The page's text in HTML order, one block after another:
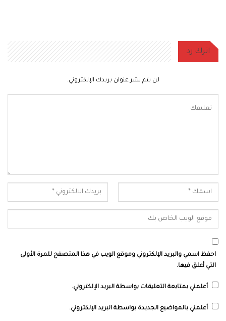
اترك رد
لن يتم نشر عنوان بريدك الإلكتروني.
احفظ اسمي والبريد الإلكتروني وموقع الويب في هذا المتصفح للمرة الأولى
التي أعلق فيها.
أعلمني بمتابعة التعليقات بواسطة البريد الإلكتروني.
أعلمني بالمواضيع الجديدة بواسطة البريد الإلكتروني.